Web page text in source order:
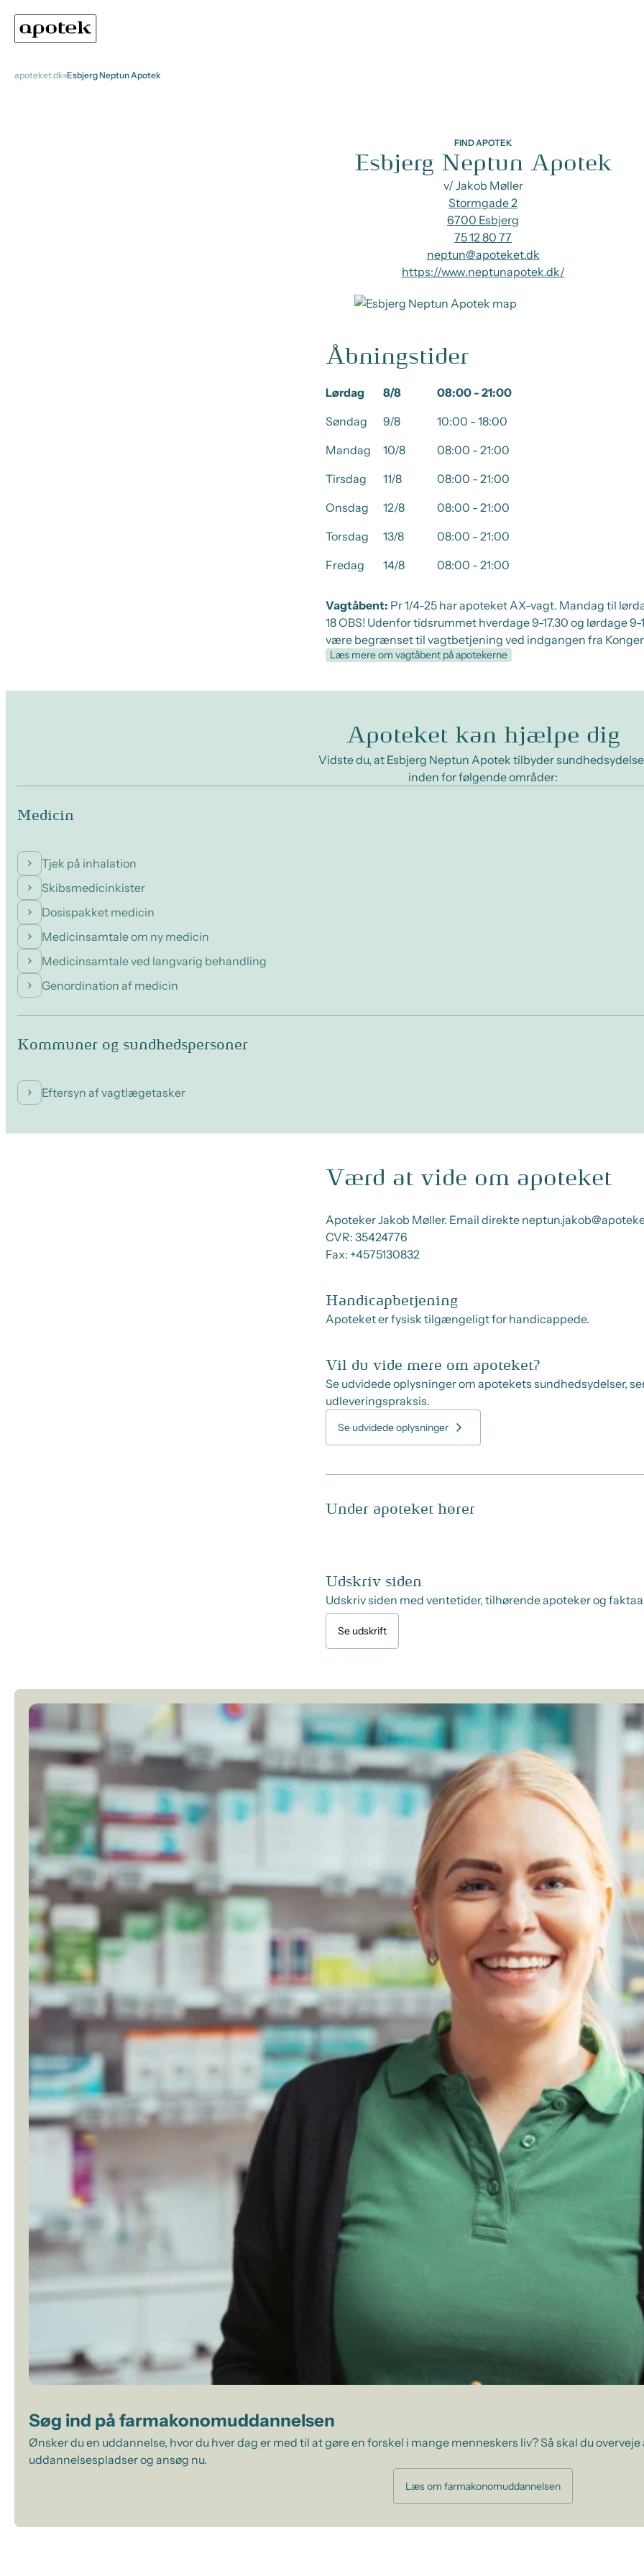
apoteket.dk Esbjerg Neptun Apotek
FIND APOTEK
Esbjerg Neptun Apotek
v/ Jakob Møller
Stormgade 2
6700 Esbjerg
75 12 80 77
neptun@apoteket.dk
https://www.neptunapotek.dk/
Åbningstider
Lørdag 8/8
08:00 - 21:00
Søndag
9/8
10:00 - 18:00
Mandag
10/8
08:00 - 21:00
Tirsdag
11/8
08:00 - 21:00
Onsdag
12/8
08:00 - 21:00
Torsdag
13/8
08:00 - 21:00
Fredag
14/8 08:00 - 21:00
Vagtåbent: Pr 1/4-25 har apoteket AX-vagt. Mandag til
18 OBS! Udenfor tidsrummet hverdage 9-17.30 og lørdage
være begrænset til vagtbetjening ved indgangen fra
Læs mere om vagtåbent på apotekerne
Apoteket kan hjælpe dig
Vidste du, at Esbjerg Neptun Apotek tilbyder
inden for følgende områder:
Medicin
Tjek på inhalation
Skibsmedicinkister
Dosispakket medicin
Medicinsamtale om ny medicin
Medicinsamtale ved langvarig behandling
Genordination af medicin
Kommuner og sundhedspersoner
Eftersyn af vagtlægetasker
Værd at vide om apoteket
Apoteker Jakob Møller. Email direkte
CVR: 35424776
Fax: +4575130832
Handicapbetjening
Apoteket er fysisk tilgængeligt for handicappede.
Vil du vide mere om apoteket?
Se udvidede oplysninger om apotekets sundhedsydelser,
udleveringspraksis.
Se udvidede oplysninger
Under apoteket hører
Udskriv siden
Udskriv siden med ventetider, tilhørende apoteker og
Se udskrift
Søg ind på farmakonomuddannelsen
Ønsker du en uddannelse, hvor du hver dag er med til at gøre en forskel i mange menneskers liv? Så skal du
uddannelsespladser og ansøg nu.
Læs om farmakonomuddannelsen